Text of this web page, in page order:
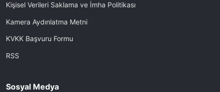
Kişisel Verileri Saklama ve İmha Politikası
Kamera Aydınlatma Metni
KVKK Başvuru Formu
RSS
Sosyal Medya